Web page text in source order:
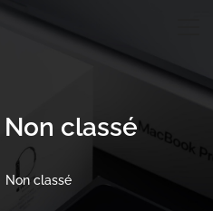
classé
Non classé